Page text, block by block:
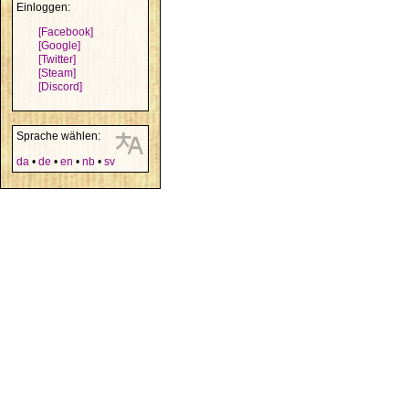
Einloggen:
[Facebook]
[Google]
[Twitter]
[Steam]
[Discord]
Sprache wählen:
da • de • en • nb • sv